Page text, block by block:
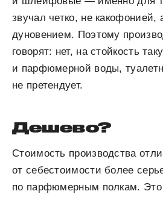
звучал четко, не какофонией,
дуновением. Поэтому
говорят: нет, на стойкость
и парфюмерной воды,
не претендует.
Дешево?
Стоимость производства
от себестоимости более
по парфюмерным полкам. Это